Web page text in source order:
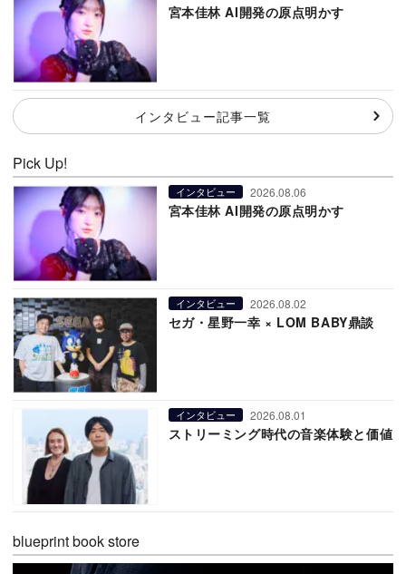
宮本佳林 AI開発の原点明かす
インタビュー記事一覧
Pick Up!
インタビュー 2026.08.06
宮本佳林 AI開発の原点明かす
インタビュー 2026.08.02
セガ・星野一幸 × LOM BABY鼎談
インタビュー 2026.08.01
ストリーミング時代の音楽体験と価値
blueprint book store